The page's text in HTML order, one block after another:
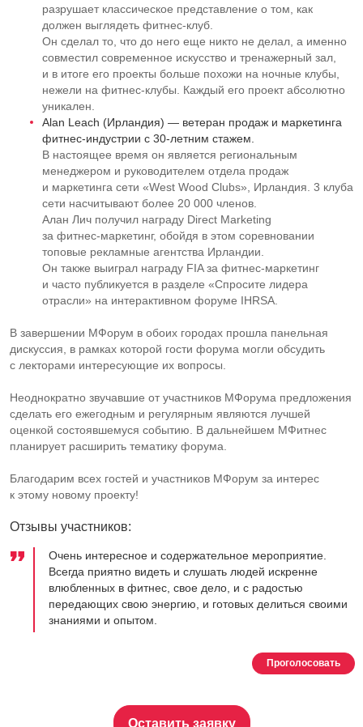
разрушает классическое представление о том, как
должен выглядеть фитнес-клуб
Он сделал то, что до него еще никто не делал, а именно
совместил современное искусство и тренажерный зал,
и в итоге его проекты больше похожи на ночные клубы,
нежели на фитнес-клубы . Каждый его проект абсолютно
уникален.
Alan Leach (Ирландия) — ветеран продаж и маркетинга
фитнес-индустрии с 30-летним стажем.
В настоящее время он является региональным
менеджером и руководителем отдела продаж
и маркетинга сети «West Wood Clubs», Ирландия. 3 клуба
сети насчитывают более 20 000 членов.
Алан Лич получил награду Direct Marketing
за фитнес-маркетинг, обойдя в этом соревновании
топовые рекламные агентства Ирландии.
Он также выиграл награду FIA за фитнес-маркетинг
и часто публикуется в разделе «Спросите лидера
отрасли» на интерактивном форуме IHRSA.
В завершении МФорум в обоих городах прошла панельная
дискуссия, в рамках которой гости форума могли обсудить
с лекторами интересующие их вопросы.
Неоднократно звучавшие от участников МФорума предложения
сделать его ежегодным и регулярным являются лучшей
оценкой состоявшемуся событию. В дальнейшем МФитнес
планирует расширить тематику форума.
Благодарим всех гостей и участников МФорум за интерес
к этому новому проекту!
Отзывы участников:
Очень интересное и содержательное мероприятие.
Всегда приятно видеть и слушать людей искренне
влюбленных в фитнес, свое дело, и с радостью
передающих свою энергию, и готовых делиться своими
знаниями и опытом.
Проголосовать
Оставить заявку